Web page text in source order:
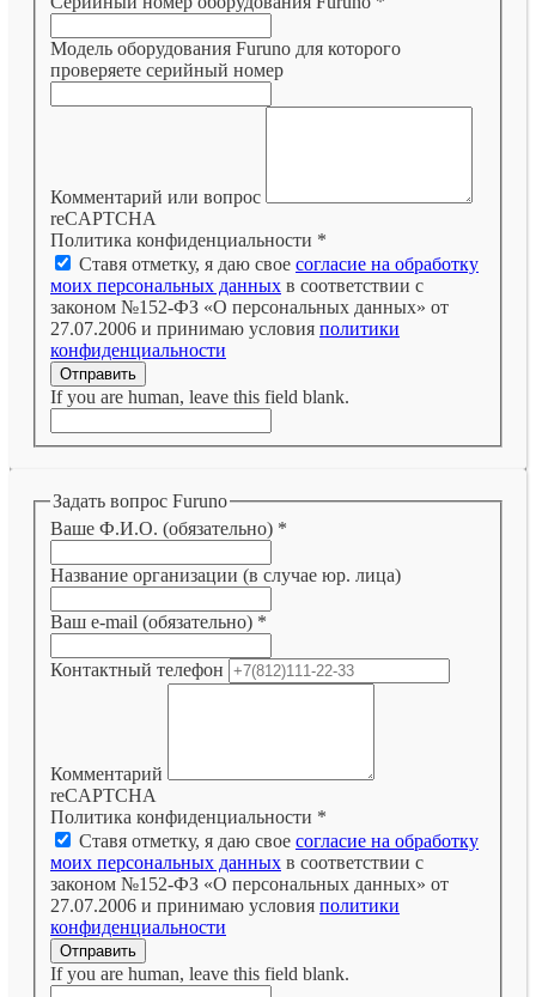
Модель оборудования Furuno для которого
проверяете серийный номер
Комментарий или вопрос
reCAPTCHA
Политика конфиденциальности *
Ставя отметку, я даю свое согласие на обработку
моих персональных данных в соответствии с
законом №152-ФЗ «О персональных данных» от
27.07.2006 и принимаю условия политики
конфиденциальности
Отправить
If you are human, leave this field blank.
Задать вопрос Furuno
Ваше Ф.И.О. (обязательно) *
Название организации (в случае юр. лица)
Ваш e-mail (обязательно) *
Контактный телефон
Комментарий
reCAPTCHA
Политика конфиденциальности *
Ставя отметку, я даю свое согласие на обработку
моих персональных данных в соответствии с
законом №152-ФЗ «О персональных данных» от
27.07.2006 и принимаю условия политики
конфиденциальности
Отправить
If you are human, leave this field blank.